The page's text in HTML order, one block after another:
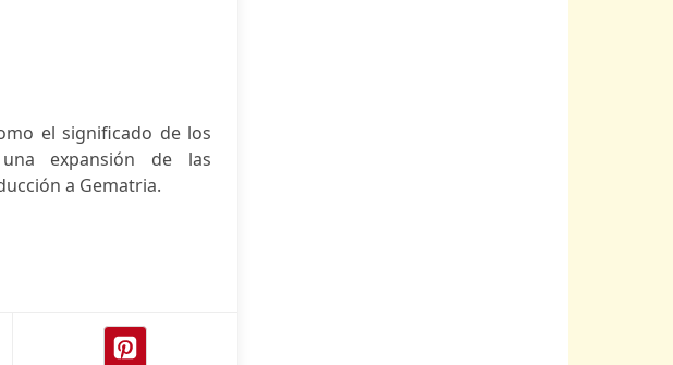
el significado de los
expansión de las
a Gematria.